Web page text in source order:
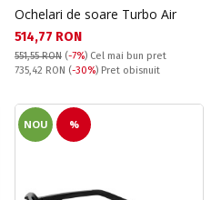
Ochelari de soare Turbo Air
Текуща цена:
514,77 RON
551,55 RON (-7%) Cel mai bun pret
Pret obisnuit:
735,42 RON (-30%) Pret obisnuit
NOU %